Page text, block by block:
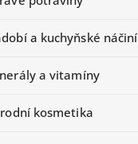
a kuchyňské náčiní
a vitamíny
kosmetika